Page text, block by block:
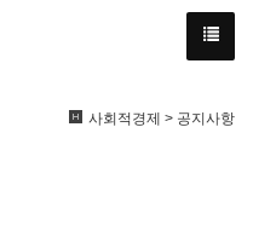
사회적경제 > 공지사항